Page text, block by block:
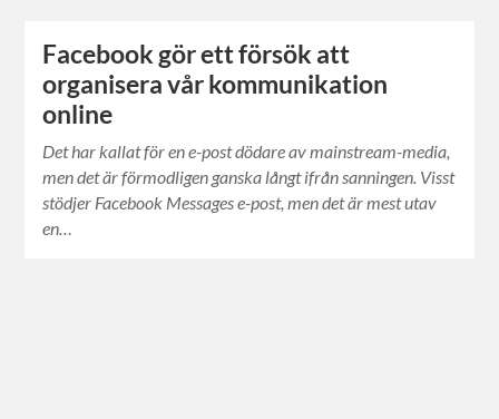
Facebook gör ett försök att
organisera vår kommunikation
online
Det har kallat för en e-post dödare av mainstream-media,
men det är förmodligen ganska långt ifrån sanningen. Visst
stödjer Facebook Messages e-post, men det är mest utav
en…